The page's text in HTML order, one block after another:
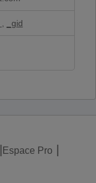
_gid
Espace Pro